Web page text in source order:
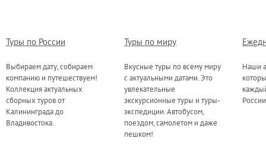
Туры по России
Выбираем дату, собираем
компанию и путешествуем!
Коллекция актуальных
сборных туров от
Калининграда до
Владивостока.
Туры по миру
Вкусные туры по всему миру
с актуальными датами. Это
увлекательные
экскурсионные туры и туры-
экспедиции. Автобусом,
поездом, самолетом и даже
пешком!
Наши